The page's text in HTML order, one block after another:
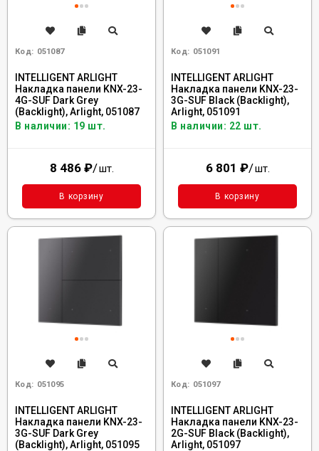
Код: 051087
INTELLIGENT ARLIGHT
Накладка панели KNX-23-
4G-SUF Dark Grey
(Backlight), Arlight, 051087
В наличии: 19 шт.
8 486 ₽/шт.
В корзину
Код: 051091
INTELLIGENT ARLIGHT
Накладка панели KNX-23-
3G-SUF Black (Backlight),
Arlight, 051091
В наличии: 22 шт.
6 801 ₽/шт.
В корзину
Код: 051095
INTELLIGENT ARLIGHT
Накладка панели KNX-23-
3G-SUF Dark Grey
(Backlight), Arlight, 051095
Код: 051097
INTELLIGENT ARLIGHT
Накладка панели KNX-23-
2G-SUF Black (Backlight),
Arlight, 051097